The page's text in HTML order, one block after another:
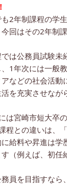
2年制課程の学
回はその2年制
は公務員試験未
、1年次には一般
アなどの社会活動
を充実させなが
は宮崎市短大卒
程との違いは、
給料や昇進は学
（例えば、初任
員を目指すなら